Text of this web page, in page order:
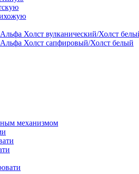
Холст вулканический/Холст
Холст сапфировый/Холст белый
механизмом